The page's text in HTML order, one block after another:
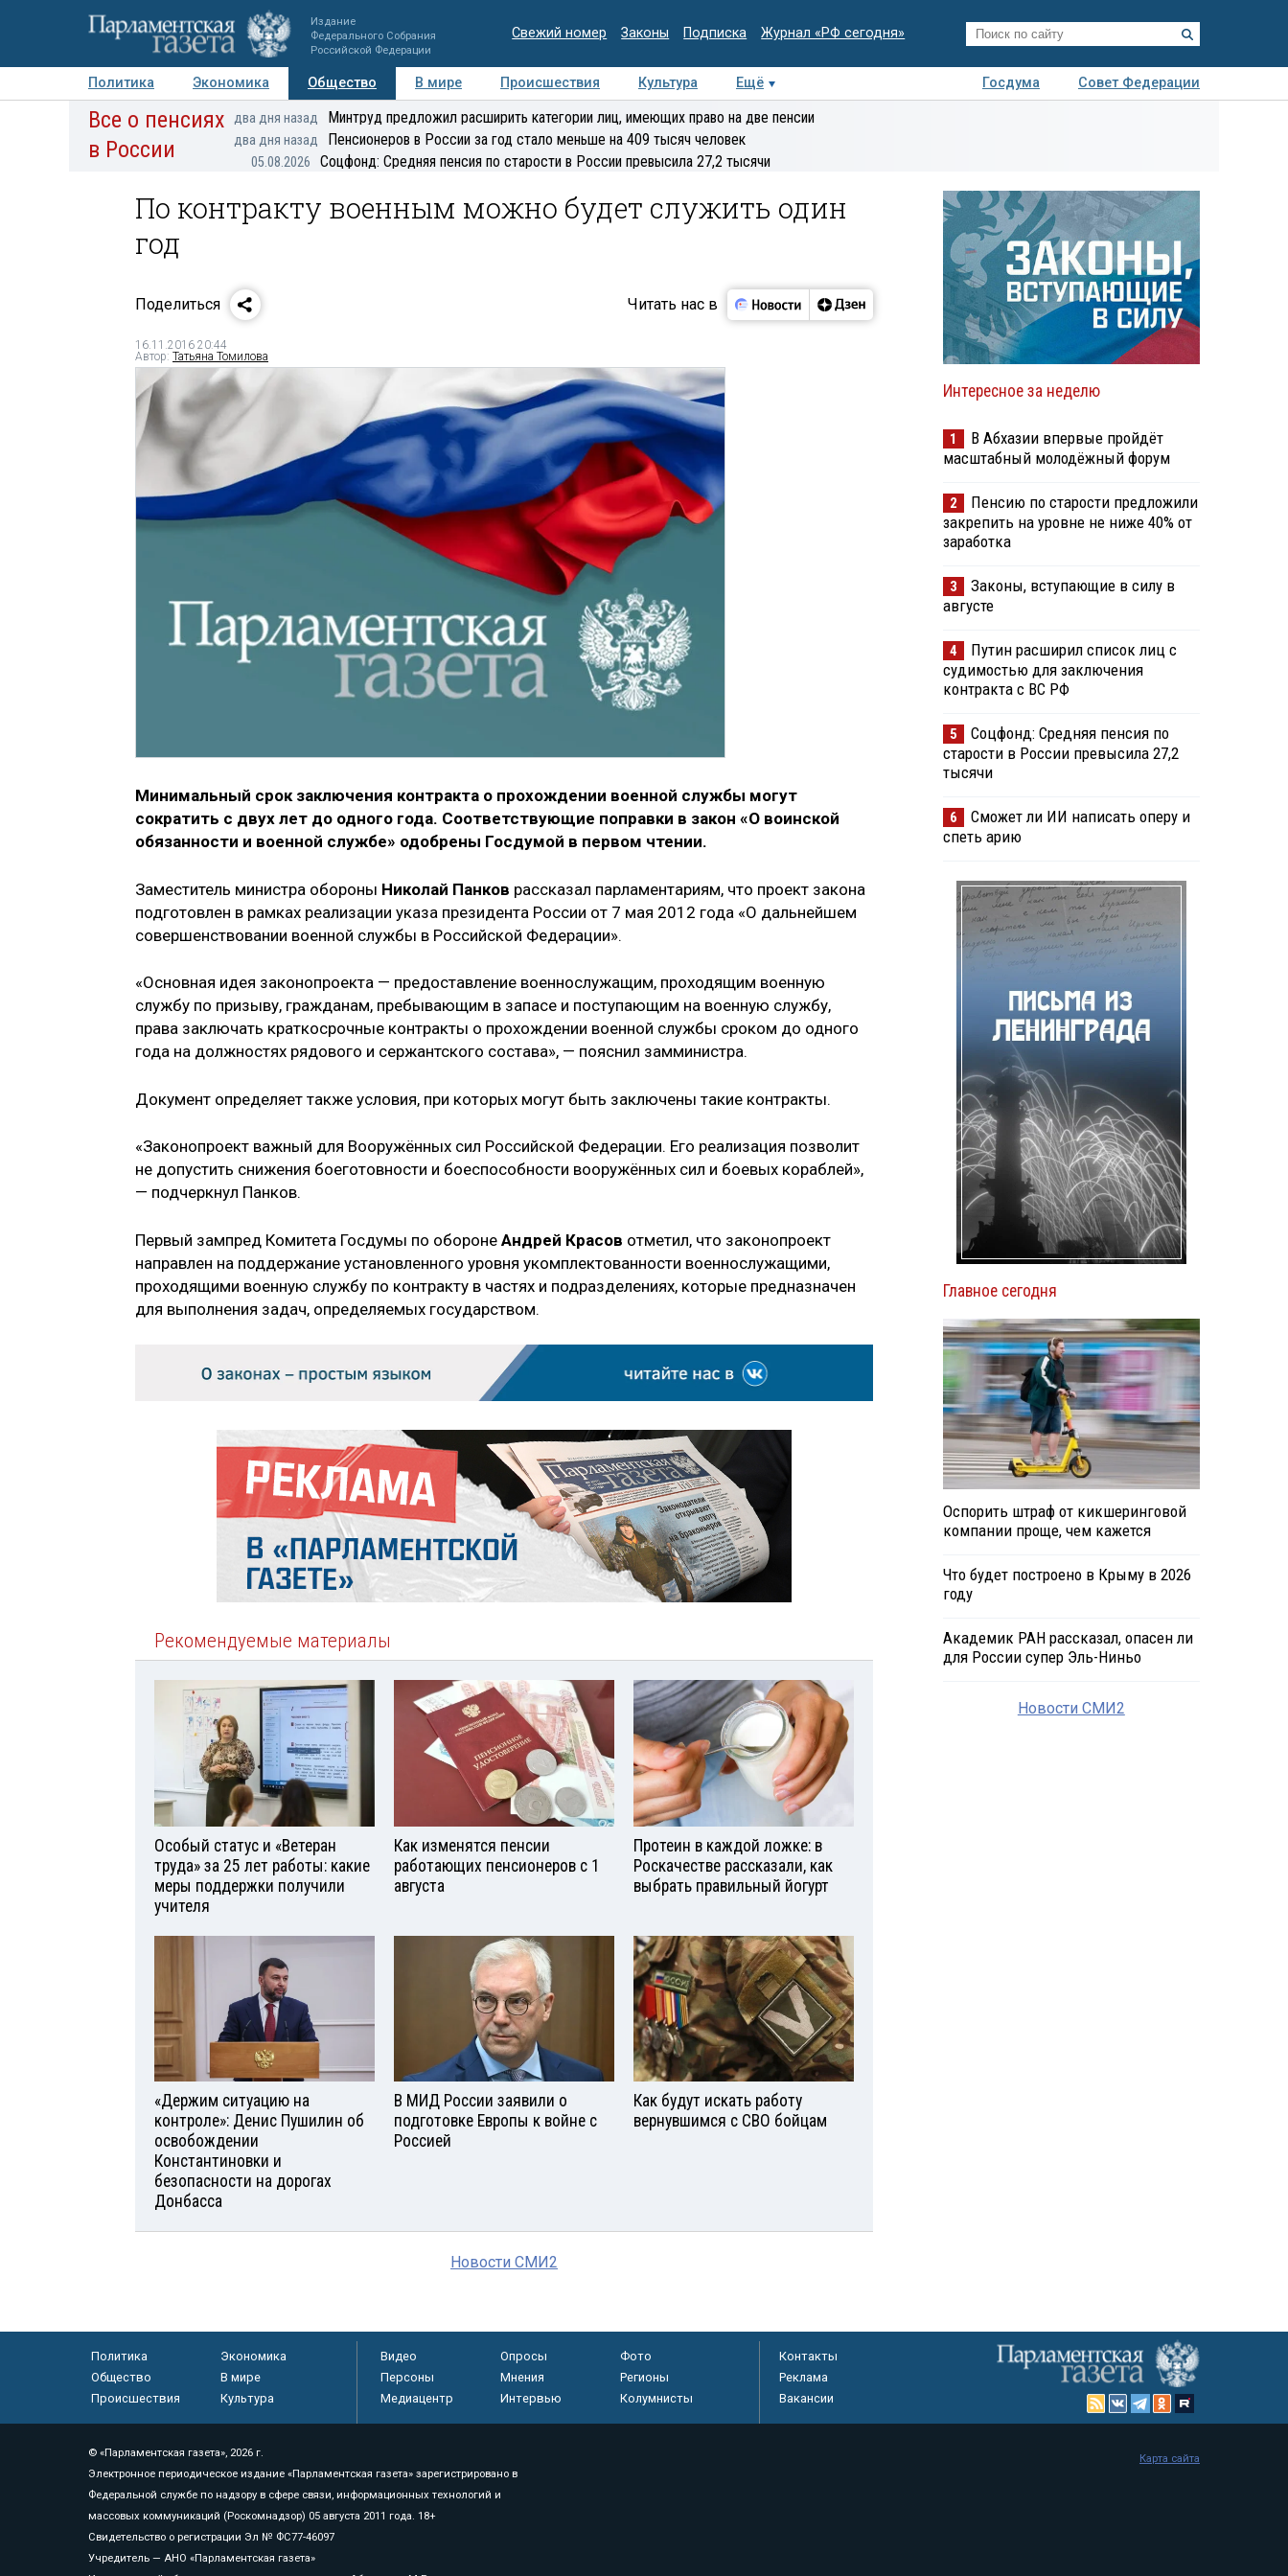
Издание
Федерального Собрания
Российской Федерации
Свежий номер Законы Подписка Журнал «РФ сегодня»
Политика Экономика Общество В мире Происшествия Культура Ещё Госдума
Совет Федерации
Авторы Персоны Мнения Регионы Медиацентр Интервью Колумнисты
Деловая
Все о пенсиях
в России
два дня назад Минтруд предложил расширить категории лиц, имеющих право на две пенсии
два дня назад Пенсионеров в России за год стало меньше на 409 тысяч человек
05.08.2026 Соцфонд: Средняя пенсия по старости в России превысила 27,2 тысячи
По контракту военным можно будет служить один
год
Поделиться Читать нас в
16.11.2016 20:44
Автор: Татьяна Томилова
Минимальный срок заключения контракта о прохождении военной службы могут
сократить с двух лет до одного года. Соответствующие поправки в закон «О воинской
обязанности и военной службе» одобрены Госдумой в первом чтении.
Заместитель министра обороны Николай Панков рассказал парламентариям, что проект закона
подготовлен в рамках реализации указа президента России от 7 мая 2012 года «О дальнейшем
совершенствовании военной службы в Российской Федерации».
«Основная идея законопроекта — предоставление военнослужащим, проходящим военную
службу по призыву, гражданам, пребывающим в запасе и поступающим на военную службу,
права заключать краткосрочные контракты о прохождении военной службы сроком до одного
года на должностях рядового и сержантского состава», — пояснил замминистра.
Документ определяет также условия, при которых могут быть заключены такие контракты.
«Законопроект важный для Вооружённых сил Российской Федерации. Его реализация позволит
не допустить снижения боеготовности и боеспособности вооружённых сил и боевых кораблей»,
— подчеркнул Панков.
Первый зампред Комитета Госдумы по обороне Андрей Красов отметил, что законопроект
направлен на поддержание установленного уровня укомплектованности военнослужащими,
проходящими военную службу по контракту в частях и подразделениях, которые предназначен
для выполнения задач, определяемых государством.
Рекомендуемые материалы
Особый статус и «Ветеран
труда» за 25 лет работы: какие
меры поддержки получили
учителя
Как изменятся пенсии
работающих пенсионеров с 1
августа
Протеин в каждой ложке: в
Роскачестве рассказали, как
выбрать правильный йогурт
«Держим ситуацию на
контроле»: Денис Пушилин об
освобождении
Константиновки и
безопасности на дорогах
Донбасса
В МИД России заявили о
подготовке Европы к войне с
Россией
Как будут искать работу
вернувшимся с СВО бойцам
Новости СМИ2
Интересное за неделю
1
В Абхазии впервые пройдёт
масштабный молодёжный форум
2
Пенсию по старости предложили
закрепить на уровне не ниже 40% от
заработка
3
Законы, вступающие в силу в
августе
4
Путин расширил список лиц с
судимостью для заключения
контракта с ВС РФ
5
Соцфонд: Средняя пенсия по
старости в России превысила 27,2
тысячи
6
Сможет ли ИИ написать оперу и
спеть арию
Главное сегодня
Оспорить штраф от кикшеринговой
компании проще, чем кажется
Что будет построено в Крыму в 2026
году
Академик РАН рассказал, опасен ли
для России супер Эль-Ниньо
Новости СМИ2
Политика
Экономика
Общество
В мире
Происшествия
Культура
Видео Опросы
Фото
Персоны
Мнения
Регионы
Медиацентр
Интервью Колумнисты
Контакты
Реклама
Вакансии
© «Парламентская газета», 2026 г.
Электронное периодическое издание «Парламентская газета» зарегистрировано в
Федеральной службе по надзору в сфере связи, информационных технологий и
массовых коммуникаций (Роскомнадзор) 05 августа 2011 года. 18+
Свидетельство о регистрации Эл № ФС77-46097
Учредитель — АНО «Парламентская газета»
Карта сайта